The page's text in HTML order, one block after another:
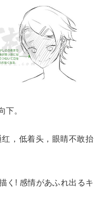
下。
，低着头，眼睛不敢抬
く! 感情があふれ出るキ